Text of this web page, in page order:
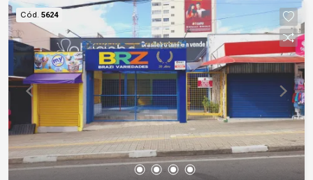
amplitude e sofisticação. Dispõe de dois
banheiros e acesso facilitado por elevador, além
de escadas largas para maior comodidade. O
prédio é novo e foi totalmente construído em
pré-fabricado de concreto, garantindo
durabilidade, segurança e um design moderno.
Ideal para empresas que buscam um espaço
amplo e bem localizado para suas operações.
Aproveite essa excelente oportunidade! Entre em
contato para mais informações e agende uma
Cód. 5624